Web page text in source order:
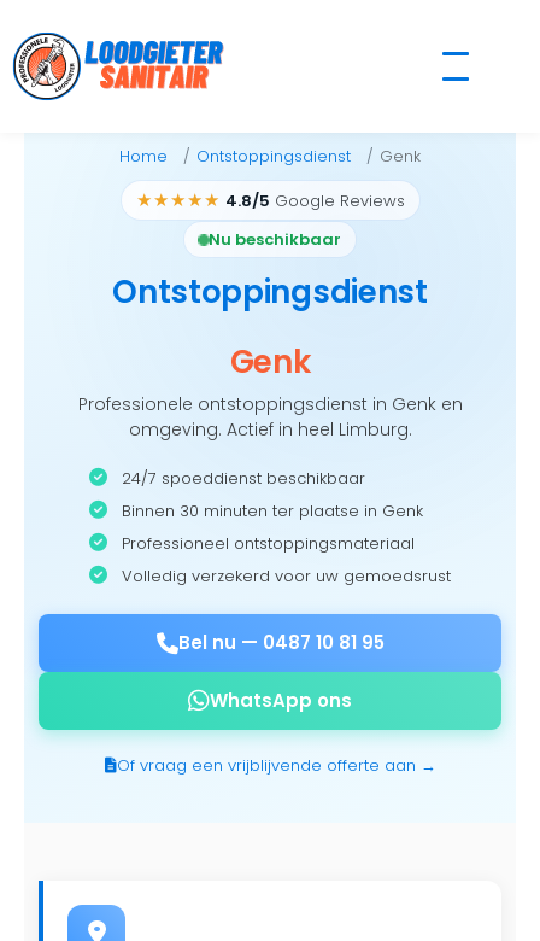
to
content
Home Ontstoppingsdienst Genk
★★★★★ 4.8/5 Google Reviews
Nu beschikbaar
Ontstoppingsdienst
Genk
Professionele ontstoppingsdienst in Genk en
omgeving. Actief in heel Limburg.
24/7 spoeddienst beschikbaar
Binnen 30 minuten ter plaatse in Genk
Professioneel ontstoppingsmateriaal
Volledig verzekerd voor uw gemoedsrust
Bel nu — 0487 10 81 95
WhatsApp ons
Of vraag een vrijblijvende offerte aan →